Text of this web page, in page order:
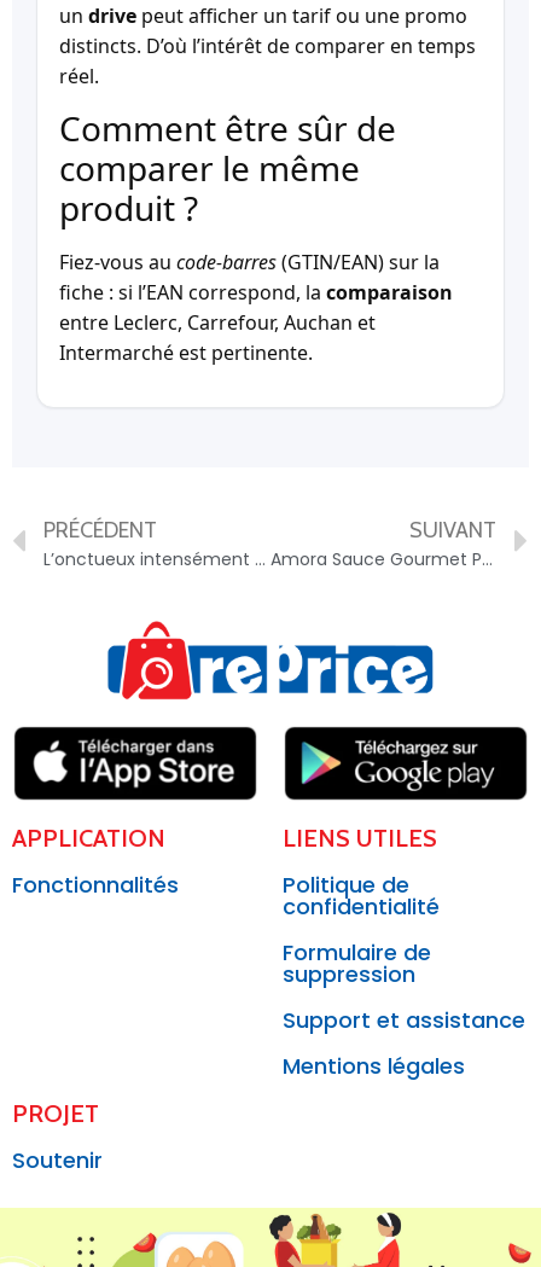
un drive peut afficher un tarif ou une promo
distincts. D’où l’intérêt de comparer en temps
réel.
Comment être sûr de
comparer le même
produit ?
Fiez-vous au code-barres(GTIN/EAN) sur la
fiche : si l’EAN correspond, la comparaison
entre Leclerc, Carrefour, Auchan et
Intermarché est pertinente.
PRÉCÉDENT
L’onctueux intensément châtaigne – 3608580879190
SUIVANT
Amora Sauce Gourmet Poivre aux Baies Roses Concassées 188g – 8711200468522
APPLICATION
Fonctionnalités
LIENS UTILES
Politique de
confidentialité
Formulaire de
suppression
Support et assistance
Mentions légales
PROJET
Soutenir